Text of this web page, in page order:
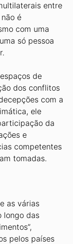
entre
é
com uma
só pessoa
de
dos conflitos
com a
ele
da
e
competentes
tomadas.
as várias
longo das
pelos países